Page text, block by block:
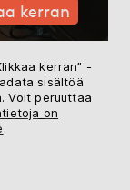
kerran
kerran” -
sisältöä
Voit peruuttaa
on
.